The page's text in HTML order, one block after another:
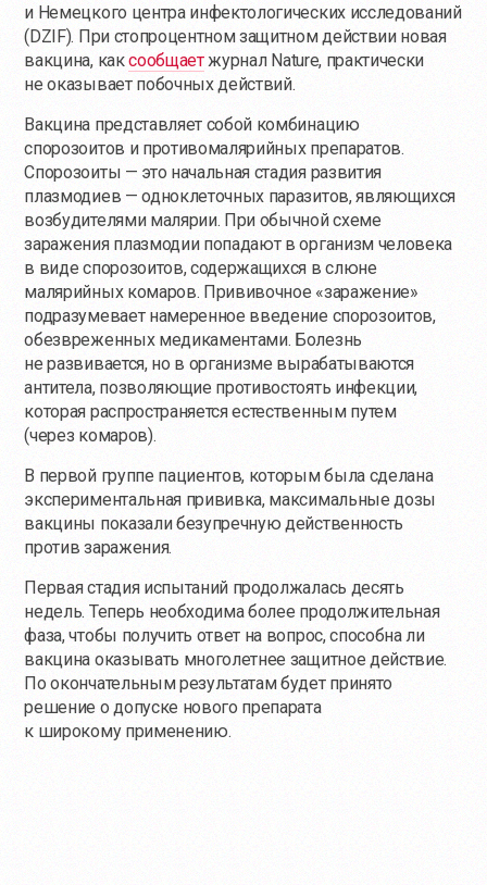
и Немецкого центра инфектологических исследований
(DZIF). При стопроцентном защитном действии новая
вакцина, каксообщаетжурнал Nature, практически
не оказывает побочных действий.
Вакцина представляет собой комбинацию
спорозоитов и противомалярийных препаратов.
Спорозоиты — это начальная стадия развития
плазмодиев — одноклеточных паразитов, являющихся
возбудителями малярии. При обычной схеме
заражения плазмодии попадают в организм человека
в виде спорозоитов, содержащихся в слюне
малярийных комаров. Прививочное «заражение»
подразумевает намеренное введение спорозоитов,
обезвреженных медикаментами. Болезнь
не развивается, но в организме вырабатываются
антитела, позволяющие противостоять инфекции,
которая распространяется естественным путем
(через комаров).
В первой группе пациентов, которым была сделана
экспериментальная прививка, максимальные дозы
вакцины показали безупречную действенность
против заражения.
Первая стадия испытаний продолжалась десять
недель. Теперь необходима более продолжительная
фаза, чтобы получить ответ на вопрос, способна ли
вакцина оказывать многолетнее защитное действие.
По окончательным результатам будет принято
решение о допуске нового препарата
к широкому применению.